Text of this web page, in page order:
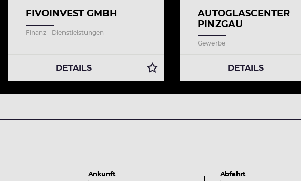
FIVOINVEST GMBH
Finanz - Dienstleistungen
DETAILS
AUTOGLASCENTER
PINZGAU
Gewerbe
DETAILS
Ankunft Abfahrt